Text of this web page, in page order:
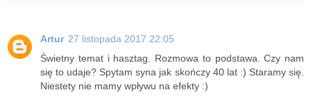
Artur 27 listopada 2017 22:05
Świetny temat i hasztag. Rozmowa to podstawa. Czy nam
się to udaje? Spytam syna jak skończy 40 lat :) Staramy się.
Niestety nie mamy wpływu na efekty :)